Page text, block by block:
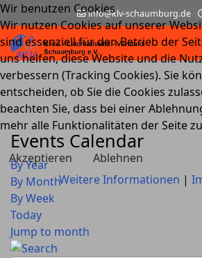
info@klv-schaumburg.de
Events Calendar
By Year
By Month
By Week
Today
Jump to month
Wir benutzen Cookies
Wir nutzen Cookies auf unserer
sind essenziell für den Betrieb der
uns helfen, diese Website und die
verbessern (Tracking Cookies). Sie
entscheiden, ob Sie die Cookies
beachten Sie, dass bei einer
mehr alle Funktionalitäten der Seite
Akzeptieren
Ablehnen
Weitere Informationen |